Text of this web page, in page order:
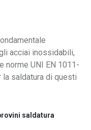
acciai inossidabili,
norme UNI EN 1011-
saldatura di questi
saldatura